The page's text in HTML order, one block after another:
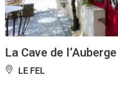
La Cave de l’Auberge
LE FEL